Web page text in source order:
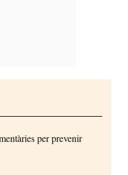
per prevenir